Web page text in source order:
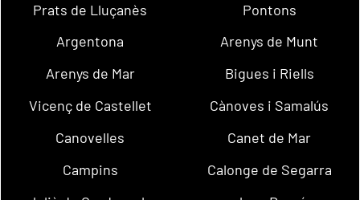
Prats de Lluçanès
Pontons
Argentona
Arenys de Munt
Arenys de Mar
Bigues i Riells
Vicenç de Castellet
Cànoves i Samalús
Canovelles
Canet de Mar
Campins
Calonge de Segarra